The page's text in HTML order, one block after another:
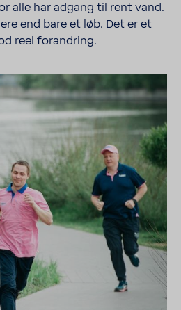
alle har adgang til rent vand.
end bare et løb. Det er et
reel foran­dring.